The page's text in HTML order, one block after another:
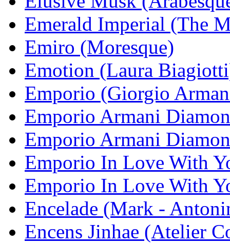
Emerald Imperial (The
Emiro (Moresque)
Emotion (Laura
Emporio (Giorgio
Emporio Armani
Emporio Armani
Emporio In Love With
Emporio In Love With
Encelade (Mark -
Encens Jinhae (Atelier